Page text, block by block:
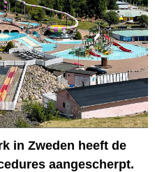
in Zweden heeft de
aangescherpt.